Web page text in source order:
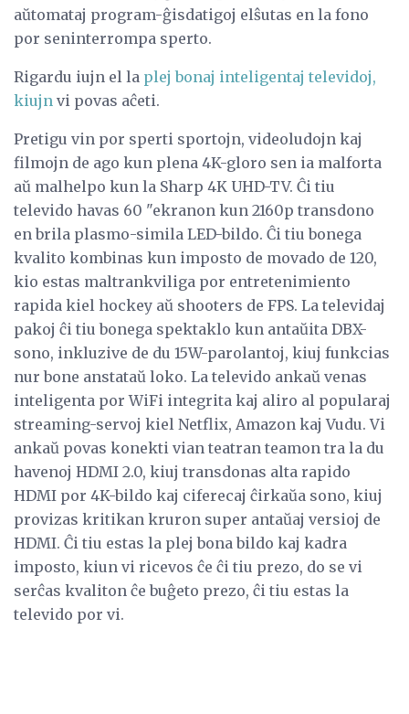
aŭtomataj program-ĝisdatigoj elŝutas en la fono
por seninterrompa sperto.
Rigardu iujn el la plej bonaj inteligentaj televidoj,
kiujn vi povas aĉeti.
Pretigu vin por sperti sportojn, videoludojn kaj
filmojn de ago kun plena 4K-gloro sen ia malforta
aŭ malhelpo kun la Sharp 4K UHD-TV. Ĉi tiu
televido havas 60 "ekranon kun 2160p transdono
en brila plasmo-simila LED-bildo. Ĉi tiu bonega
kvalito kombinas kun imposto de movado de 120,
kio estas maltrankviliga por entretenimiento
rapida kiel hockey aŭ shooters de FPS. La televidaj
pakoj ĉi tiu bonega spektaklo kun antaŭita DBX-
sono, inkluzive de du 15W-parolantoj, kiuj funkcias
nur bone anstataŭ loko. La televido ankaŭ venas
inteligenta por WiFi integrita kaj aliro al popularaj
streaming-servoj kiel Netflix, Amazon kaj Vudu. Vi
ankaŭ povas konekti vian teatran teamon tra la du
havenoj HDMI 2.0, kiuj transdonas alta rapido
HDMI por 4K-bildo kaj ciferecaj ĉirkaŭa sono, kiuj
provizas kritikan kruron super antaŭaj versioj de
HDMI. Ĉi tiu estas la plej bona bildo kaj kadra
imposto, kiun vi ricevos ĉe ĉi tiu prezo, do se vi
serĉas kvaliton ĉe buĝeto prezo, ĉi tiu estas la
televido por vi.